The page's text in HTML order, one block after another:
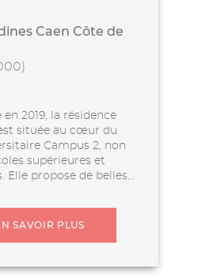
Caen Côte de
2019, la résidence
située au cœur du
Campus 2, non
supérieures et
Elle propose de belles...
SAVOIR PLUS